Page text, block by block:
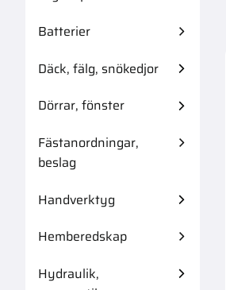
Batterier
Däck, fälg, snökedjor
Dörrar, fönster
Fästanordningar,
beslag
Handverktyg
Hemberedskap
Hydraulik,